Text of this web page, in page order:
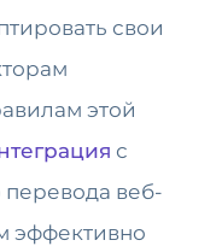
свои
этой
с
перевода веб-
эффективно